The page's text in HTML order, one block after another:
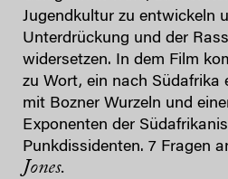
Jugendkultur zu entwickeln
Unterdrückung und der
widersetzen. In dem Film
zu Wort, ein nach Südafrika
mit Bozner Wurzeln und
Exponenten der
Punkdissidenten. 7 Fragen
Jones.